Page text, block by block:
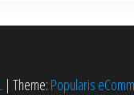
| Theme: Popularis